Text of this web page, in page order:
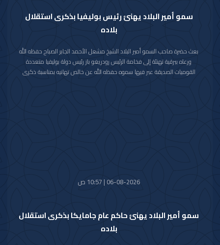
سمو أمير البلاد يهنئ رئيس بوليفيا بذكرى استقلال
بلاده
بعث حضرة صاحب السمو أمير البلاد الشيخ مشعل الأحمد الجابر الصباح حفظه الله
ورعاه ببرقية تهنئة إلى فخامة الرئيس رودريغو باز رئيس دولة بوليفيا متعددة
القوميات الصديقة عبر فيها سموه حفظه الله عن خالص تهانيه بمناسبة ذكرى
06-08-2026 | 10:57 ص
سمو أمير البلاد يهنئ حاكم عام جامايكا بذكرى استقلال
بلاده